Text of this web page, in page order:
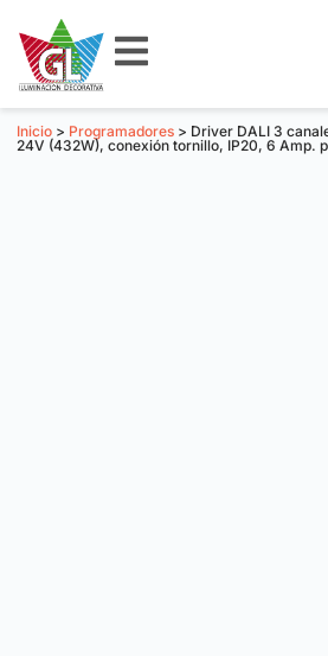
Inicio > Programadores > Driver DALI 3
24V (432W), conexión tornillo, IP20, 6 Amp.